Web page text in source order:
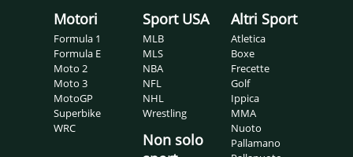
Motori
Formula 1
Formula E
Moto 2
Moto 3
MotoGP
Superbike
WRC
Sport USA
MLB
MLS
NBA
NFL
NHL
Wrestling
Non solo
Altri Sport
Atletica
Boxe
Frecette
Golf
Ippica
MMA
Nuoto
Pallamano